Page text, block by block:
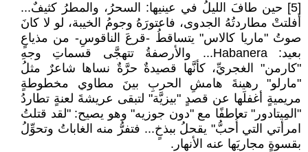
[5] حين طافَ الليلُ في عينيها: السحرُ، والمطرُ كثيفٌ...
أفلتتْ مطاردتُهُ الجدوى، فاعتورَهُ وجومُ الخيبة، لو لا كانَ
صوتُ "ماريا كالاس" يتساقطُ -قرعَ الناقوسِ- من مذياعٍ
بعيد: Habanera... والأرصفةُ تتهجَّى قسماتِ وجهِ
"كارمن" الغجريِّ، كأنَّها قصيدةٌ حرَّةٌ نساها شاعرٌ مثلُ
"مارلو" رهينةَ هامشِ الحربِ بينَ مطاوي مخطوطةٍ
مريميةٍ أغفلَها عن قصدٍ "بيزيَّة" لتبقى عريشةَ لعنةٍ تطاردُ
"المِيتادور" تعاطفًا مع "دون جوزيه" وهو يصيح: "لقد قتلتُ
امرأتي التي أُحبُّ" يقحلُ ببذخٍ... فتفرُّ منه الغاباتُ وتحوِّلُ
بقسوةٍ مجاريَها عنه الأنهار.